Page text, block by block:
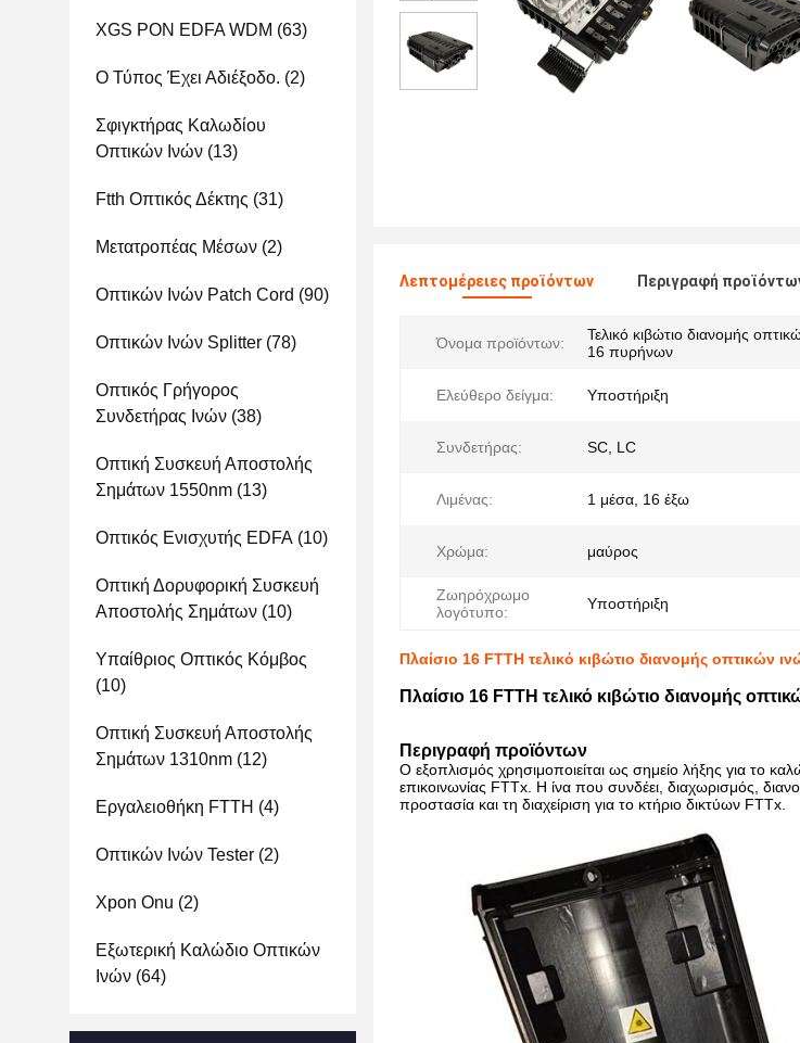
XGS PON EDFA WDM (63)
Ο Τύπος Έχει Αδιέξοδο. (2)
Σφιγκτήρας Καλωδίου
Οπτικών Ινών (13)
Ftth Οπτικός Δέκτης (31)
Μετατροπέας Μέσων (2)
Οπτικών Ινών Patch Cord (90)
Οπτικών Ινών Splitter (78)
Οπτικός Γρήγορος
Συνδετήρας Ινών (38)
Οπτική Συσκευή Αποστολής
Σημάτων 1550nm (13)
Οπτικός Ενισχυτής EDFA (10)
Οπτική Δορυφορική Συσκευή
Αποστολής Σημάτων (10)
Υπαίθριος Οπτικός Κόμβος
(10)
Οπτική Συσκευή Αποστολής
Σημάτων 1310nm (12)
Εργαλειοθήκη FTTH (4)
Οπτικών Ινών Tester (2)
Xpon Onu (2)
Εξωτερική Καλώδιο Οπτικών
Ινών (64)
Λεπτομέρειες προϊόντων Περιγραφή
Όνομα προϊόντων:
Τελικό κιβώτιο διανομής
16 πυρήνων
Ελεύθερο δείγμα: Υποστήριξη
Συνδετήρας: SC, LC
Λιμένας: 1 μέσα, 16 έξω
Χρώμα: μαύρος
Ζωηρόχρωμο
λογότυπο:
Υποστήριξη
Πλαίσιο 16 FTTH τελικό κιβώτιο διανομής οπτικών
Πλαίσιο 16 FTTH τελικό κιβώτιο διανομής
Περιγραφή προϊόντων
Ο εξοπλισμός χρησιμοποιείται ως σημείο λήξης για το
επικοινωνίας FTTx. Η ίνα που συνδέει, διαχωρισμός,
προστασία και τη διαχείριση για το κτήριο δικτύων FTTx.